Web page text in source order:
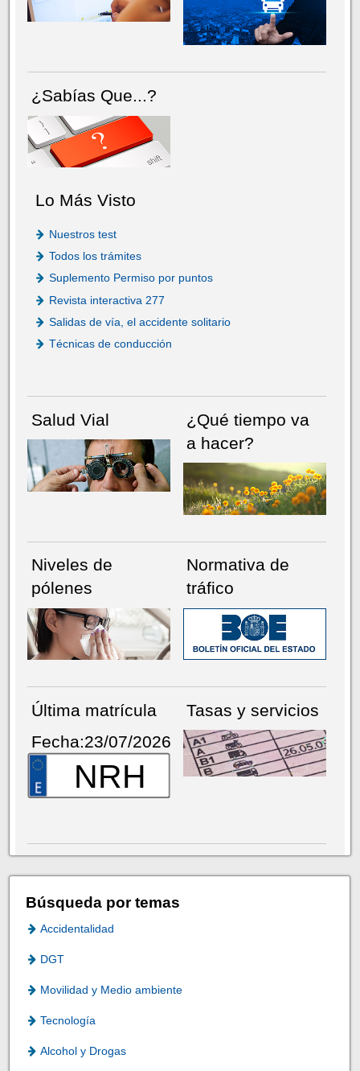
¿Sabías Que...?
Lo Más Visto
Nuestros test
Todos los trámites
Suplemento Permiso por puntos
Revista interactiva 277
Salidas de vía, el accidente solitario
Técnicas de conducción
Salud Vial
¿Qué tiempo va
a hacer?
Niveles de
pólenes
Normativa de
tráfico
Última matrícula
Fecha:23/07/2026
NRH
Tasas y servicios
Búsqueda por temas
Accidentalidad
DGT
Movilidad y Medio ambiente
Tecnología
Alcohol y Drogas